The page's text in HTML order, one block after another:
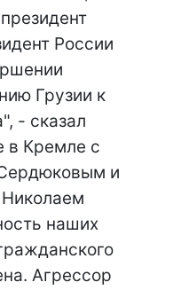
России
Грузии к
- сказал
в Кремле с
и
наших
Агрессор